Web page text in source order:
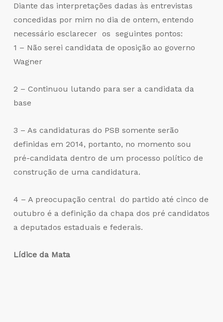
Diante das interpretações dadas às entrevistas
concedidas por mim no dia de ontem, entendo
necessário esclarecer os seguintes pontos:
1 – Não serei candidata de oposição ao governo
Wagner
2 – Continuou lutando para ser a candidata da
base
3 – As candidaturas do PSB somente serão
definidas em 2014, portanto, no momento sou
pré-candidata dentro de um processo político de
construção de uma candidatura.
4 – A preocupação central do partido até cinco de
outubro é a definição da chapa dos pré candidatos
a deputados estaduais e federais.
Lídice da Mata